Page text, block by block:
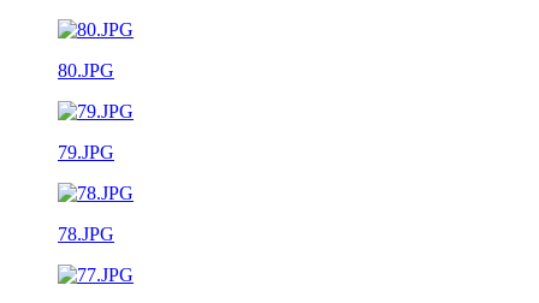
80.JPG
79.JPG
78.JPG